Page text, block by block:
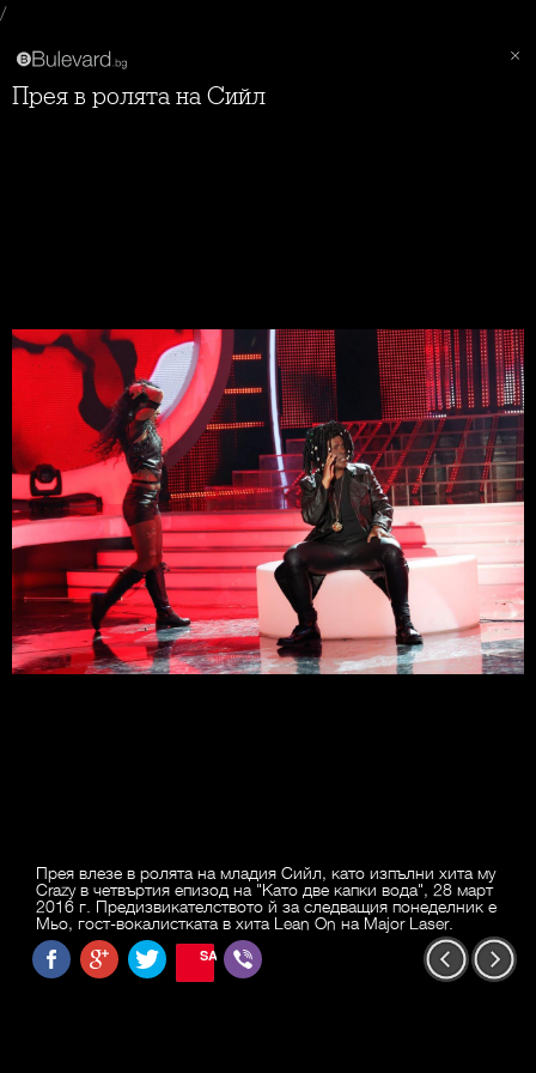
/
Прея в ролята на Сийл
Прея влезе в ролята на младия Сийл, като изпълни хита му
Crazy в четвъртия епизод на "Като две капки вода", 28 март
2016 г. Предизвикателството й за следващия понеделник е
Мьо, гост-вокалистката в хита Lean On на Major Laser.
SAVE